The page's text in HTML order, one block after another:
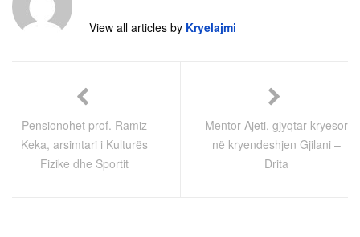
View all articles by Kryelajmi
Pensionohet prof. Ramiz
Keka, arsimtari i Kulturës
Fizike dhe Sportit
Mentor Ajeti, gjyqtar kryesor
në kryendeshjen Gjilani –
Drita